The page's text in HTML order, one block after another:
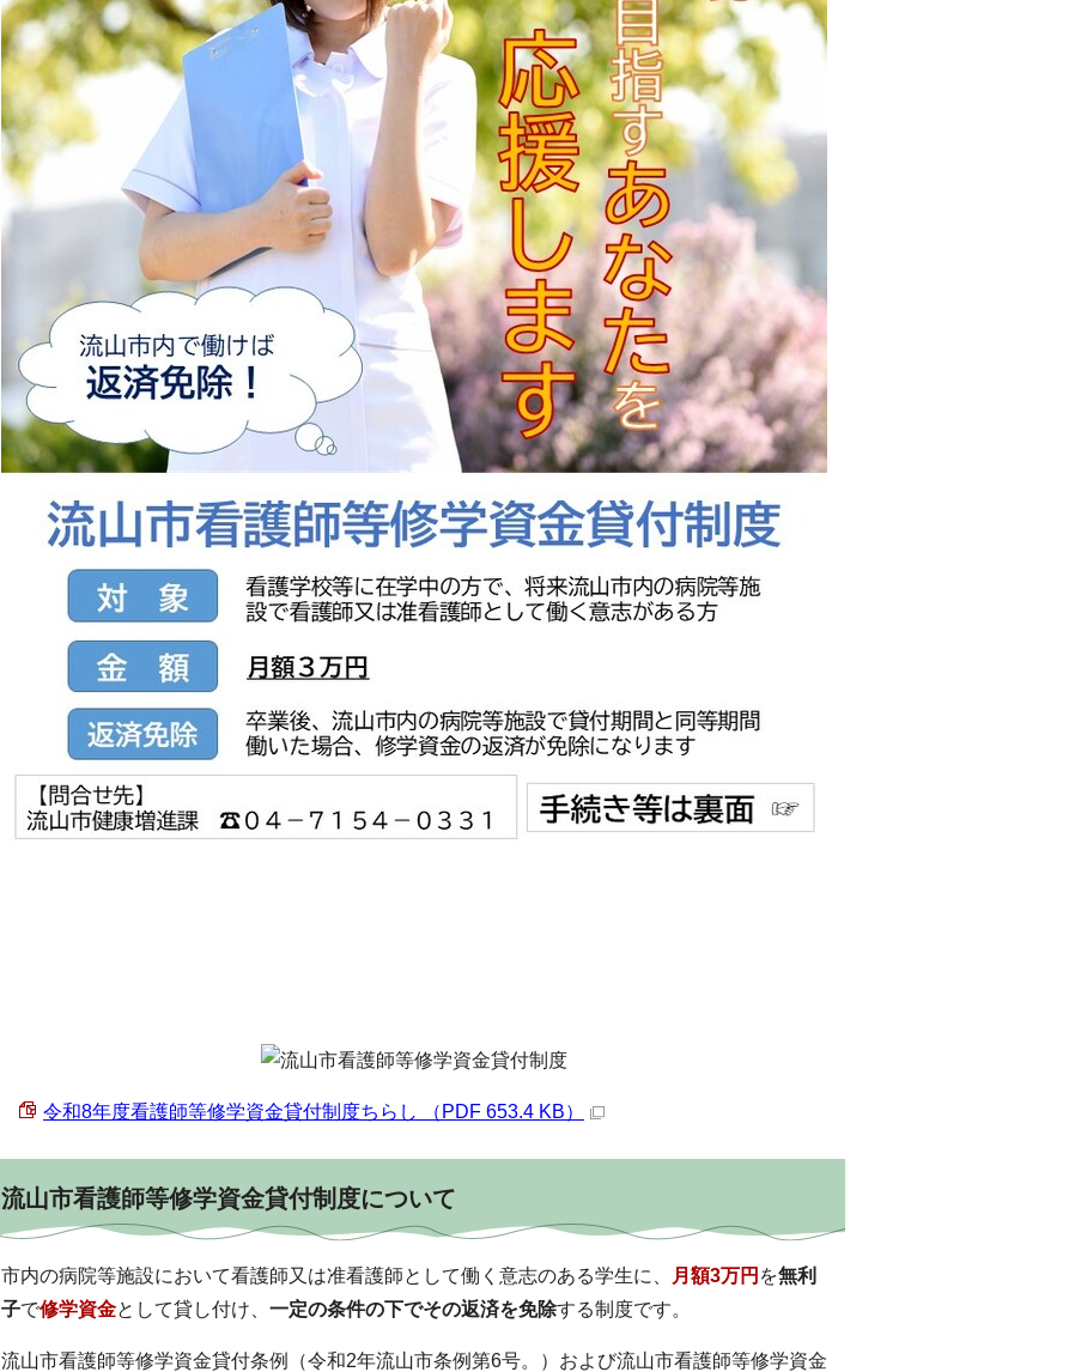
令和8年度看護師等修学資金貸付制度ちらし （PDF 653.4 KB）
流山市看護師等修学資金貸付制度について
市内の病院等施設において看護師又は准看護師として働く意志のある学生に、 月額3万円 を無利
子で修学資金として貸し付け、 一定の条件の下でその返済を免除する制度です。
流山市看護師等修学資金貸付条例（令和2年流山市条例第6号。）および流山市看護師等修学資金